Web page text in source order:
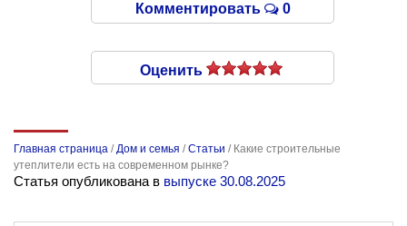
Комментировать 0
Оценить
Главная страница /Дом и семья /Статьи / Какие строительные
утеплители есть на современном рынке?
Статья опубликована в выпуске 30.08.2025